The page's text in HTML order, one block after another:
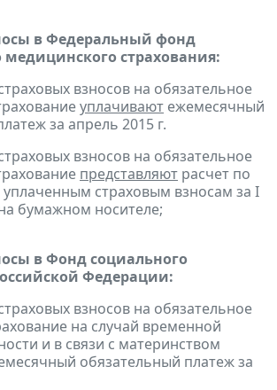
в Федеральный фонд
медицинского страхования:
взносов на обязательное
уплачивают ежемесячный
за апрель 2015 г.
взносов на обязательное
представляют расчет по
страховым взносам за I
бумажном носителе;
в Фонд социального
Федерации:
взносов на обязательное
на случай временной
и в связи с материнством
обязательный платеж за